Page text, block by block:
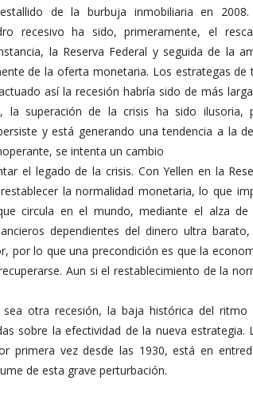
de la burbuja inmobiliaria en
recesivo ha sido, primeramente, el
la Reserva Federal y seguida de la
de la oferta monetaria. Los estrategas de
así la recesión habría sido de más
la superación de la crisis ha sido ilusoria,
y está generando una tendencia a la
se intenta un cambio
el legado de la crisis. Con Yellen en la
la normalidad monetaria, lo que
circula en el mundo, mediante el alza
dependientes del dinero ultra
por lo que una precondición es que la
Aun si el restablecimiento de la
otra recesión, la baja histórica del ritmo
sobre la efectividad de la nueva estrategia.
primera vez desde las 1930, está en
de esta grave perturbación.